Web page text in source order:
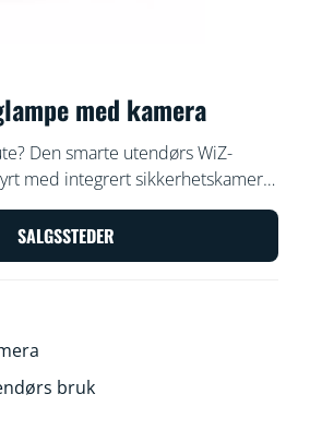
med kamera
Den smarte utendørs WiZ-
med integrert sikkerhetskamera
som foregår. Det værbestandige
når det oppdager bevegelse –
potensielle inntrengere og
SALGSSTEDER
bruk